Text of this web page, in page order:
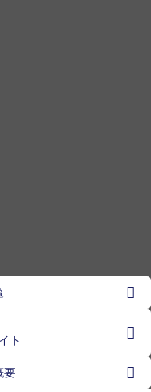
ト
要